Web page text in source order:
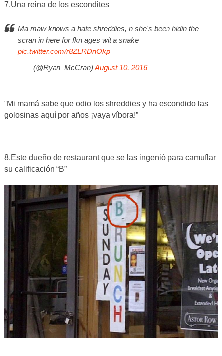
7.Una reina de los escondites
Ma maw knows a hate shreddies, n she's been hidin the
scran in here for fkn ages wit a snake
pic.twitter.com/r8ZLRDnOkp
— – (@Ryan_McCran) August 10, 2016
“Mi mamá sabe que odio los shreddies y ha escondido las
golosinas aquí por años ¡vaya víbora!”
8.Este dueño de restaurant que se las ingenió para camuflar
su calificación “B”